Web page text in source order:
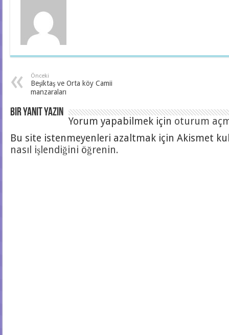
Önceki
Beşiktaş ve Orta köy Camii
manzaraları
Bir yanıt yazın
Yorum yapabilmek için oturum
Bu site istenmeyenleri azaltmak için Akismet
nasıl işlendiğini öğrenin.